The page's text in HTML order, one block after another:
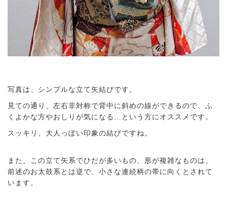
写真は、シンプルな立て矢結びです。
見ての通り、左右非対称で背中に斜めの線ができるので、ふ
くよかな方やおしりが気になる…という方にオススメです。
スッキリ、大人っぽい印象の結びですね。
また、この立て矢系でひだが多いもの、形が複雑なものは、
前述のお太鼓系とは逆で、小さな連続柄の帯に向くとされて
います。